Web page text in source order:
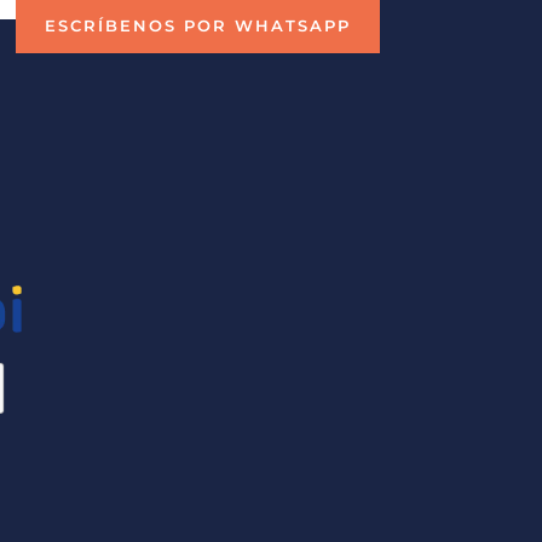
ESCRÍBENOS POR WHATSAPP